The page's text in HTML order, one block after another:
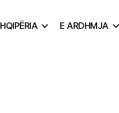
E ARDHMJA